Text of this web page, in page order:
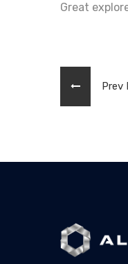
Great
Prev